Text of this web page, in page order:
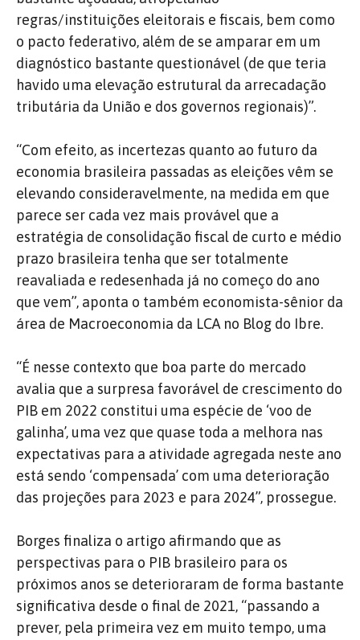
regras/instituições eleitorais e fiscais, bem como
o pacto federativo, além de se amparar em um
diagnóstico bastante questionável (de que teria
havido uma elevação estrutural da arrecadação
tributária da União e dos governos regionais)”.
“Com efeito, as incertezas quanto ao futuro da
economia brasileira passadas as eleições vêm se
elevando consideravelmente, na medida em que
parece ser cada vez mais provável que a
estratégia de consolidação fiscal de curto e médio
prazo brasileira tenha que ser totalmente
reavaliada e redesenhada já no começo do ano
que vem”, aponta o também economista-sênior da
área de Macroeconomia da LCA no Blog do Ibre.
“É nesse contexto que boa parte do mercado
avalia que a surpresa favorável de crescimento do
PIB em 2022 constitui uma espécie de ‘voo de
galinha’, uma vez que quase toda a melhora nas
expectativas para a atividade agregada neste ano
está sendo ‘compensada’ com uma deterioração
das projeções para 2023 e para 2024”, prossegue.
Borges finaliza o artigo afirmando que as
perspectivas para o PIB brasileiro para os
próximos anos se deterioraram de forma bastante
significativa desde o final de 2021, “passando a
prever, pela primeira vez em muito tempo, uma